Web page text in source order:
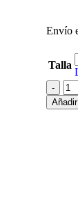
Envío
Talla